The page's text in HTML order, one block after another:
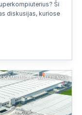
Ši
diskusijas, kuriose
NAUJIENOS